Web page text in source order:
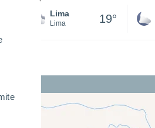
Lima
Lima 19°